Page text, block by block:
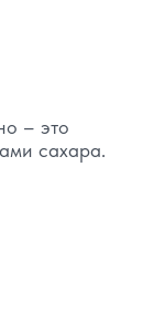
– это
сахара.